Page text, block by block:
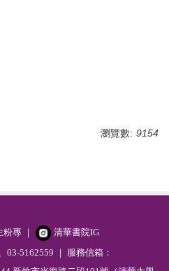
瀏覽數: 9154
粉專｜
清華書院IG
03-5162559 ｜ 服務信箱：